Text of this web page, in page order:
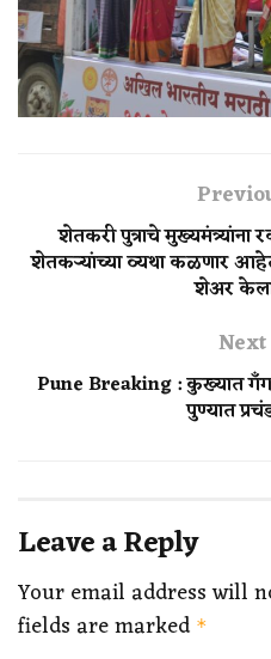
शेतकरी पुत्राचे मुख्यमंत्र्यांना
शेतकऱ्यांच्या व्यथा कळणार
शेअर
Pune Breaking : कुख्यात
पुण्यात
Leave a Reply
Your email address will
fields are marked *